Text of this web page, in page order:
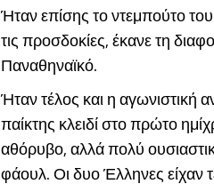
Ήταν επίσης το ντεμπούτο
τις προσδοκίες, έκανε τη
Παναθηναϊκό.
Ήταν τέλος και η
παίκτης κλειδί στο πρώτο
αθόρυβο, αλλά πολύ
φάουλ. Οι δυο Έλληνες είχαν